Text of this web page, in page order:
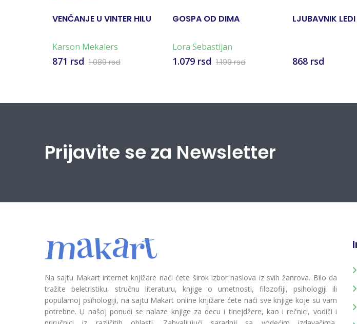
VENČANJE U VINTER HILU
Karson Mekalers
871 rsd 1.089 rsd
GOSPA OD DIMA
Lora Sebastijan
1.079 rsd 1.199 rsd
LJUBAVNIK LEDI
868 rsd
Prijavite se za Newsletter
Na sajtu Makart internet knjižare naći ćete širok izbor naslova iz svih žanrova. Bilo da
tražite beletristiku, stručnu literaturu, knjige o umetnosti, filozofiji, psihologiji ili
popularnoj psihologiji, na sajtu Makart online knjižare ćete naći sve knjige koje su vam
potrebne. U našoj ponudi se nalaze knjige za decu i tinejdžere, kao i rečnici, vodiči i